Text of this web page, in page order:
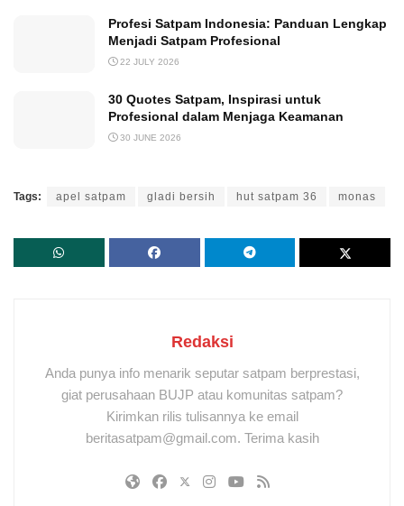
Profesi Satpam Indonesia: Panduan Lengkap
Menjadi Satpam Profesional
22 JULY 2026
30 Quotes Satpam, Inspirasi untuk
Profesional dalam Menjaga Keamanan
30 JUNE 2026
Tags: apel satpam gladi bersih hut satpam 36 monas
Redaksi
Anda punya info menarik seputar satpam berprestasi,
giat perusahaan BUJP atau komunitas satpam?
Kirimkan rilis tulisannya ke email
beritasatpam@gmail.com. Terima kasih